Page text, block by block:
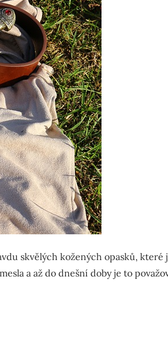
skvělých kožených opasků, které
a až do dnešní doby je to